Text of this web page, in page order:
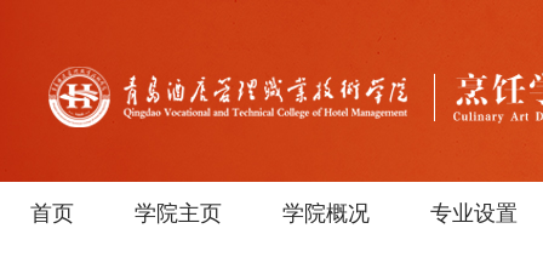
首页 学院主页 学院概况 专业设置